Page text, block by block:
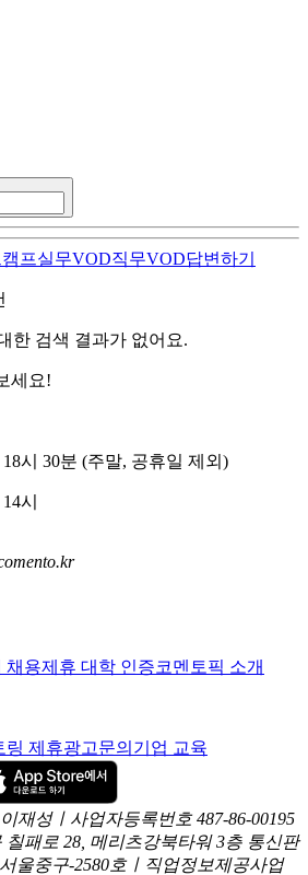
프실무VOD직무VOD답변하기
의 통합 검색 결과
한 검색 결과가 없어요.
세요!
시 30분 (주말, 공휴일 제외)
시
채용제휴 대학 인증코멘토픽 소개
링 제휴광고문의 기업 교육
재성ㅣ사업자등록번호 487-86-00195
칠패로 28, 메리츠강북타워 3층 통신판
울중구-2580호ㅣ직업정보제공사업